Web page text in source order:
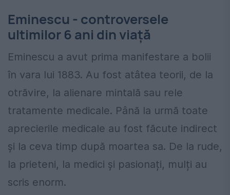
Eminescu - controversele
ultimilor 6 ani din viață
Eminescu a avut prima manifestare a bolii
în vara lui 1883. Au fost atâtea teorii, de la
otrăvire, la alienare mintală sau rele
tratamente medicale. Până la urmă toate
aprecierile medicale au fost făcute indirect
și la ceva timp după moartea sa. De la rude,
la prieteni, la medici și pasionați, mulți au
scris enorm.